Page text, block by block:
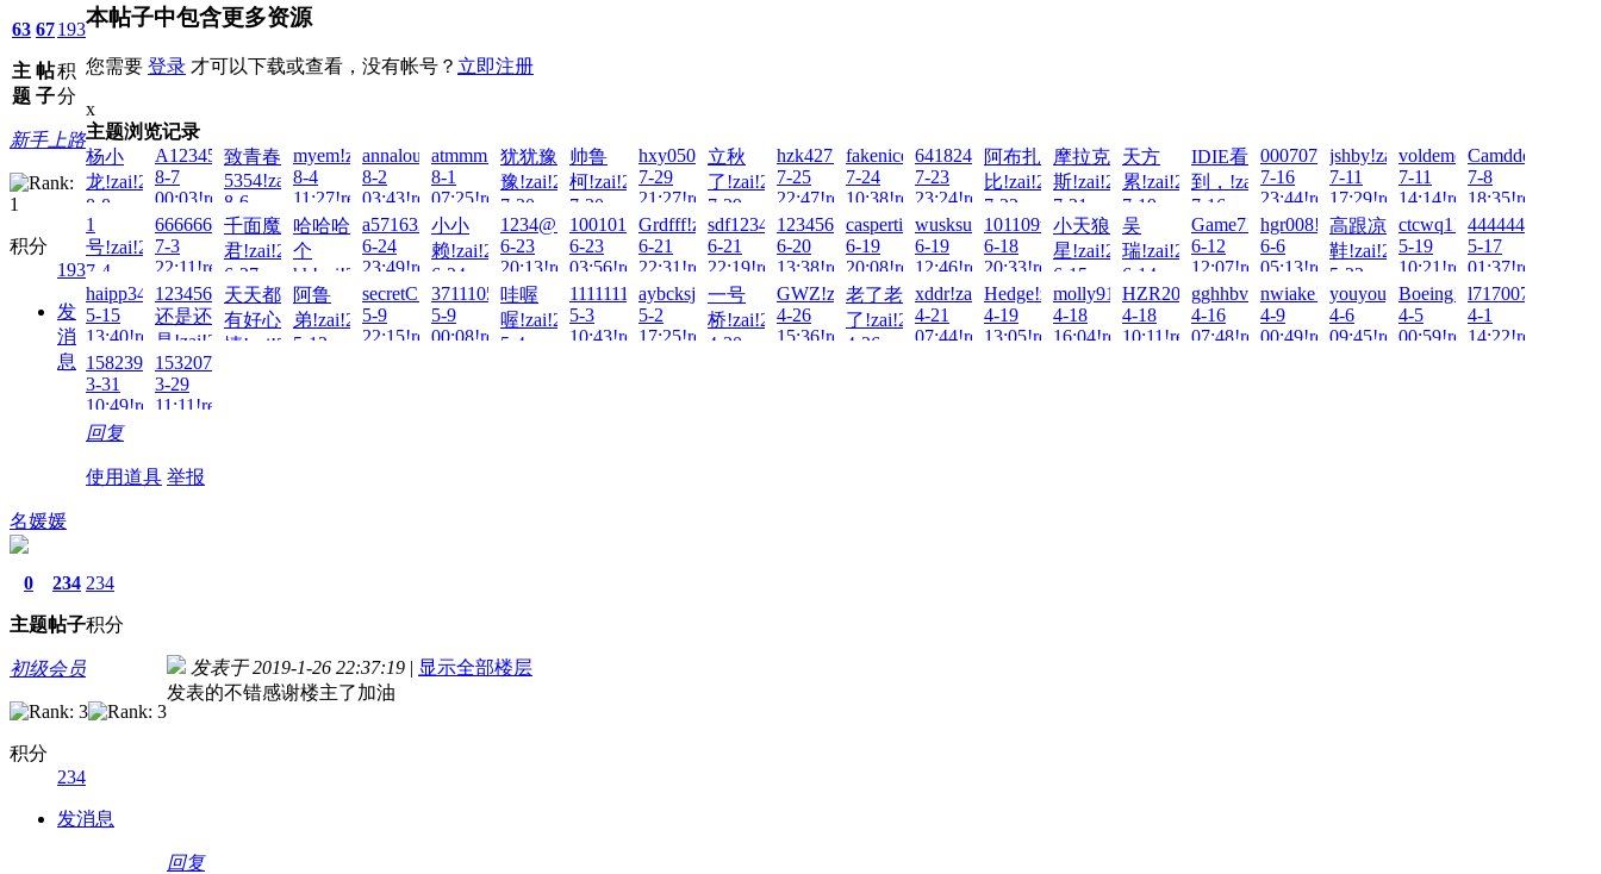
63
主
题
67
帖
子
193
积
分
新手上路
积分
193
发
消
息
本帖子中包含更多资源
您需要 登录 才可以下载或查看，没有帐号？ 立即注册
x
主题浏览记录
杨小
龙!zai!2026-
8-8
15:27!read!
A123456...!zai!2026-
8-7
00:03!read!
致青春
5354!zai!2026-
8-6
01:26!read!
myem!zai!2026-
8-4
11:27!read!
annalou666888!zai!2026-
8-2
03:43!read!
atmmm!zai!2026-
8-1
07:25!read!
犹犹豫
豫!zai!2026-
7-30
22:18!read!
帅鲁
柯!zai!2026-
7-30
00:32!read!
hxy050923!zai!2026-
7-29
21:27!read!
立秋
了!zai!2026-
7-29
17:56!read!
hzk427!zai!2026-
7-25
22:47!read!
fakenice!zai!2026-
7-24
10:38!read!
641824693!zai!2026-
7-23
23:24!read!
阿布扎
比!zai!2026-
7-22
13:08!read!
摩拉克
斯!zai!2026-
7-21
13:41!read!
天方
累!zai!2026-
7-19
17:31!read!
IDIE看
到，!zai!2026-
7-16
23:58!read!
0007070707070!zai!2026-
7-16
23:44!read!
jshby!zai!2026-
7-11
17:29!read!
voldemort!zai!2026-
7-11
14:14!read!
7-8
18:35!read!
1
号!zai!2026-
7-4
16:40!read!
6666666666!zai!2026-
7-3
22:11!read!
千面魔
君!zai!2026-
6-27
17:35!read!
哈哈哈
个
hh!zai!2026-
6-27
02:18!read!
a571632375!zai!2026-
6-24
23:49!read!
小小
赖!zai!2026-
6-24
14:12!read!
1234@56!zai!2026-
6-23
20:13!read!
1001011..!zai!2026-
6-23
03:56!read!
Grdfff!zai!2026-
6-21
22:31!read!
sdf123456.!zai!2026-
6-21
22:19!read!
123456Q!zai!2026-
6-20
13:38!read!
caspertien!zai!2026-
6-19
20:08!read!
wusksu!zai!2026-
6-19
12:46!read!
101109tt!zai!2026-
6-18
20:33!read!
小天狼
星!zai!2026-
6-15
01:02!read!
吴
瑞!zai!2026-
6-14
15:50!read!
Game7!zai!2026-
6-12
12:07!read!
hgr008!zai!2026-
6-6
05:13!read!
高跟凉
鞋!zai!2026-
5-23
18:34!read!
ctcwq1!zai!2026-
5-19
10:21!read!
444444!zai!2026-
5-17
01:37!read!
haipp3461!zai!2026-
5-15
13:40!read!
123456
还是还
是!zai!2026-
5-13
13:14!read!
天天都
有好心
情!zai!2026-
阿鲁
弟!zai!2026-
5-12
secretC!zai!2026-
5-9
22:15!read!
37111053334!zai!2026-
5-9
00:08!read!
哇喔
喔!zai!2026-
5-4
1111111111!zai!2026-
5-3
10:43!read!
aybcksj!zai!2026-
5-2
17:25!read!
一号
桥!zai!2026-
4-30
GWZ!zai!2026-
4-26
15:36!read!
老了老
了!zai!2026-
4-26
xddr!zai!2026-
4-21
07:44!read!
Hedge!zai!2026-
4-19
13:05!read!
molly9113!zai!2026-
4-18
16:04!read!
HZR20081223!zai!2026-
4-18
10:11!read!
gghhbvc!zai!2026-
4-16
07:48!read!
nwiake!zai!2026-
4-9
00:49!read!
youyouyou!zai!2026-
4-6
09:45!read!
Boeing!zai!2026-
4-5
00:59!read!
4-1
14:22!read!
15823904750!zai!2026-
3-31
10:49!read!
15320775059!zai!2026-
3-29
11:11!read!
回复
使用道具 举报
名媛媛
0
主题
234
帖子
234
积分
初级会员
积分
234
发消息
发表于 2019-1-26 22:37:19 | 显示全部楼层
发表的不错感谢楼主了加油
回复